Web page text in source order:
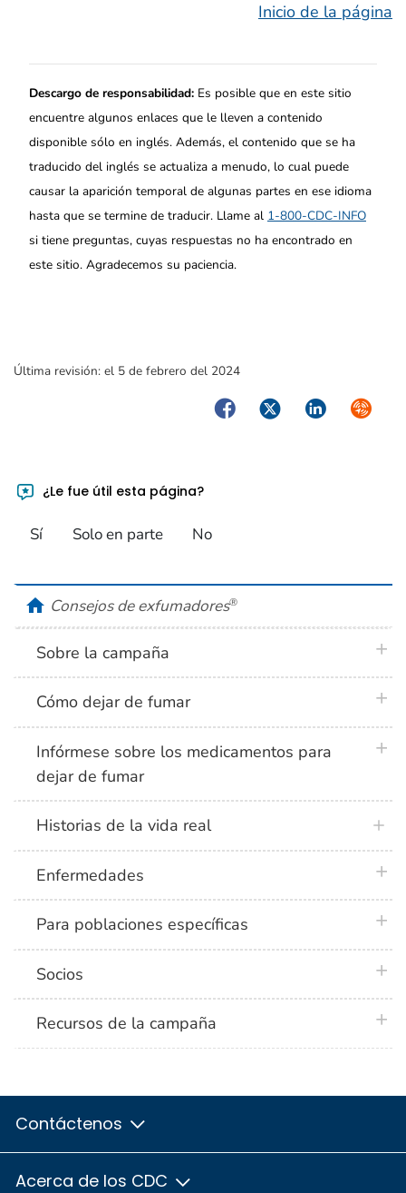
Inicio de la página
Descargo de responsabilidad: Es posible que en este sitio
encuentre algunos enlaces que le lleven a contenido
disponible sólo en inglés. Además, el contenido que se ha
traducido del inglés se actualiza a menudo, lo cual puede
causar la aparición temporal de algunas partes en ese idioma
hasta que se termine de traducir. Llame al 1-800-CDC-INFO
si tiene preguntas, cuyas respuestas no ha encontrado en
este sitio. Agradecemos su paciencia.
Última revisión: el 5 de febrero del 2024
FacebookTwitterLinkedIn
¿Le fue útil esta página?
Sí Solo en parte No
homeConsejos de exfumadores®
Sobre la campaña
Cómo dejar de fumar
Infórmese sobre los medicamentos para
dejar de fumar
Historias de la vida real
Enfermedades
Para poblaciones específicas
Socios
Recursos de la campaña
Contáctenos
Acerca de los CDC